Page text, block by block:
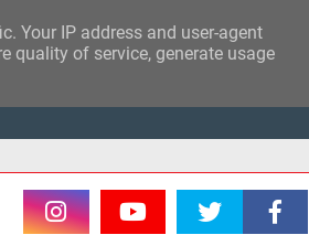
Your IP address and user-agent
quality of service, generate usage